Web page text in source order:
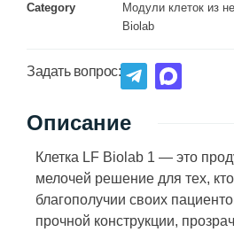
Category
Модули клеток из
Biolab
Задать вопрос:
Описание
Клетка LF Biolab 1 — это
мелочей решение для тех,
благополучии своих
прочной конструкции,